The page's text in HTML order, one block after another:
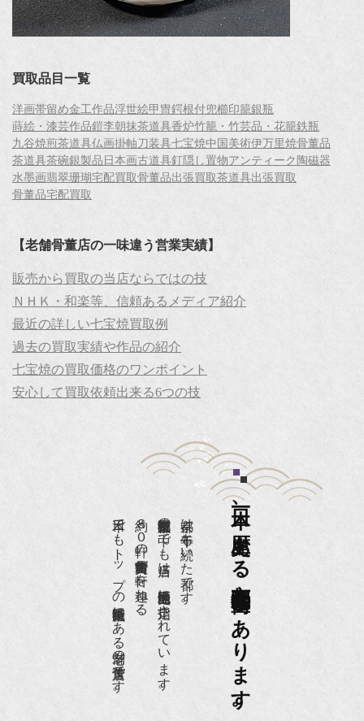
買取品目一覧
洋画帯留め金工作品浮世絵甲冑鍔根付兜櫛印籠銀瓶
蒔絵・漆芸作品鎧李朝抹茶道具香炉竹籠・竹芸品・花籠鉄瓶
九谷焼煎茶道具仏画掛軸刀装具七宝焼中国美術伊万里焼骨董品
茶道具茶碗銀製品 日本画古道具釘隠し置物アンティーク 陶磁器
水墨画翡翠珊瑚宅配買取骨董品出張買取茶道具出張買取
骨董品宅配買取
【老舗骨董店の一味違う営業実績】
販売から買取の当店ならではの技
ＮＨＫ・和楽等、信頼あるメディア紹介
最近の詳しい七宝焼買取例
過去の買取実績や作品の紹介
七宝焼の買取価格のワンポイント
安心して買取依頼出来る6つの技
日本一、歴史ある
京都祇園骨董街にあります。
京都は千年も続いた都です。
京都祇園骨董街の中でも当店は、歴史的保全地区に指定されています。
約８０軒の古美術骨董商が軒を連ねる、
日本でもトップの祇園骨董街にある老舗の骨董店です。